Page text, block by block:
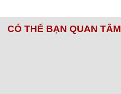
CÓ THỂ BẠN QUAN TÂM